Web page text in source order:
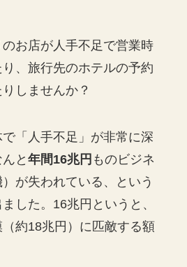
お店が人手不足で営業時
、旅行先のホテルの予約
しませんか？
「人手不足」が非常に深
んと年間16兆円 ものビジネ
が失われている、という
した。16兆円というと、
約18兆円）に匹敵する額